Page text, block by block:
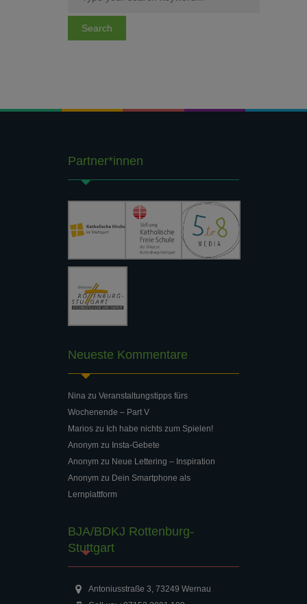
Partner*innen
Neueste Kommentare
Nina zu Veranstaltungstipps fürs
Wochenende – Part V
Marios zu Ich habe nichts zum Spielen!
Anonym zu Insta-Gebete
Anonym zu Neue Lettering – Inspiration
Anonym zu Dein Smartphone als
Lernplattform
BJA/BDKJ Rottenburg-
Stuttgart
Antoniusstraße 3, 73249 Wernau